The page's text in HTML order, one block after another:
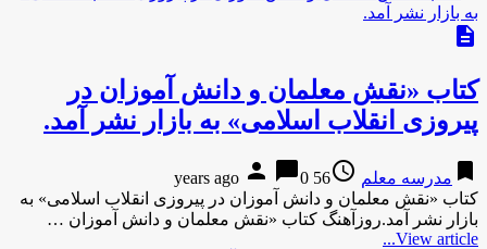
description
کتاب «نقش معلمان و دانش آموزان در
پیروزی انقلاب اسلامی» به بازار نشر آمد.
bookmark مدرسه معلم access_time
56 years ago
person chat_bubble0
کتاب «نقش معلمان و دانش آموزان در پیروزی انقلاب اسلامی» به
بازار نشر آمد.روزآهنگ کتاب «نقش معلمان و دانش آموزان …
View article...